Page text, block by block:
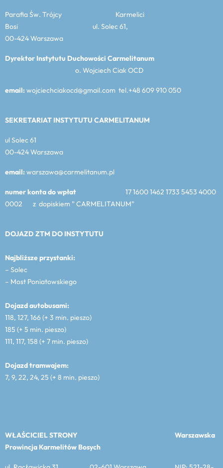
Parafia Św. Trójcy Karmelici
Bosi ul. Solec 61,
00-424 Warszawa
Dyrektor Instytutu Duchowości Carmelitanum
o. Wojciech Ciak OCD
email:wojciechciakocd@gmail.com tel.+48 609 910 050
SEKRETARIAT INSTYTUTU CARMELITANUM
ul Solec 61
00-424 Warszawa
email:warszawa@carmelitanum.pl
numer konta do wpłat 17 1600 1462 1733 5453 4000
0002 z dopiskiem ” CARMELITANUM”
DOJAZD ZTM DO INSTYTUTU
Najbliższe przystanki:
– Solec
– Most Poniatowskiego
Dojazd autobusami:
118, 127, 166 (+ 3 min. pieszo)
185 (+ 5 min. pieszo)
111, 117, 158 (+ 7 min. pieszo)
Dojazd tramwajem:
7, 9, 22, 24, 25 (+ 8 min. pieszo)
WŁAŚCICIEL STRONY Warszawska
Prowincja Karmelitów Bosych